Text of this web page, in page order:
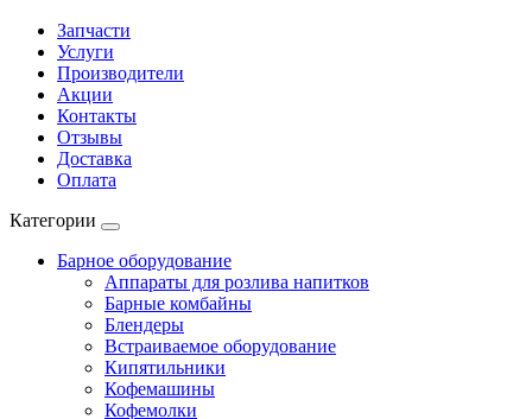
Запчасти
Услуги
Производители
Акции
Контакты
Отзывы
Доставка
Оплата
Категории
Барное оборудование
Аппараты для розлива напитков
Барные комбайны
Блендеры
Встраиваемое оборудование
Кипятильники
Кофемашины
Кофемолки